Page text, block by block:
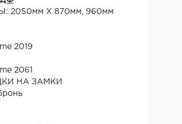
2050мм Х 870мм, 960мм
2019
2061
НА ЗАМКИ